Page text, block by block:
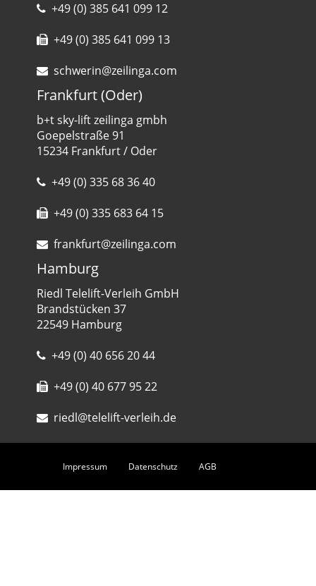
+49 (0) 385 641 099 12
+49 (0) 385 641 099 13
schwerin@zeilinga.com
Frankfurt (Oder)
b+t sky-lift zeilinga gmbh
Goepelstraße 91
15234 Frankfurt / Oder
+49 (0) 335 68 36 40
+49 (0) 335 683 64 15
frankfurt@zeilinga.com
Hamburg
Riedl Telelift-Verleih GmbH
Brandstücken 37
22549 Hamburg
+49 (0) 40 656 20 44
+49 (0) 40 677 95 22
riedl@telelift-verleih.de
Impressum Datenschutz AGB